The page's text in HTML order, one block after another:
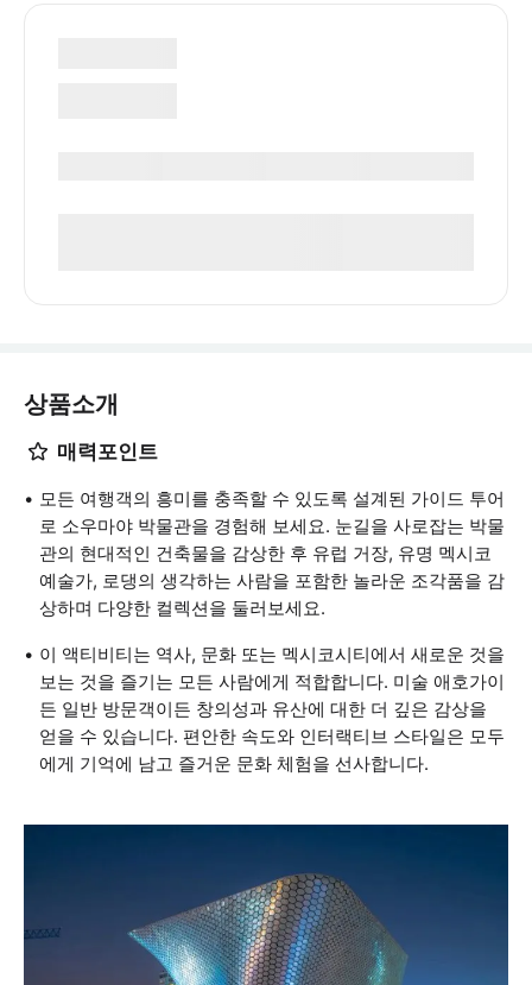
상품소개
매력포인트
모든 여행객의 흥미를 충족할 수 있도록 설계된 가이드 투어
로 소우마야 박물관을 경험해 보세요. 눈길을 사로잡는 박물
관의 현대적인 건축물을 감상한 후 유럽 거장, 유명 멕시코
예술가, 로댕의 생각하는 사람을 포함한 놀라운 조각품을 감
상하며 다양한 컬렉션을 둘러보세요.
이 액티비티는 역사, 문화 또는 멕시코시티에서 새로운 것을
보는 것을 즐기는 모든 사람에게 적합합니다. 미술 애호가이
든 일반 방문객이든 창의성과 유산에 대한 더 깊은 감상을
얻을 수 있습니다. 편안한 속도와 인터랙티브 스타일은 모두
에게 기억에 남고 즐거운 문화 체험을 선사합니다.